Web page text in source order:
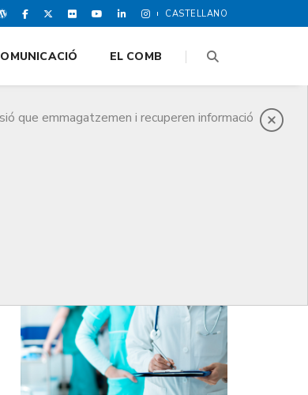
CASTELLANO
que emmagatzemen i recuperen informació
EL COMB